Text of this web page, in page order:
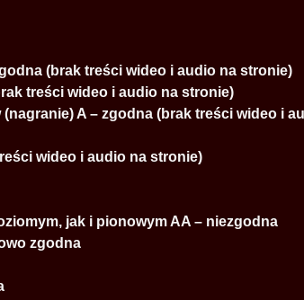
(brak treści wideo i audio na stronie)
treści wideo i audio na stronie)
A – zgodna (brak treści wideo i
wideo i audio na stronie)
jak i pionowym AA – niezgodna
zgodna